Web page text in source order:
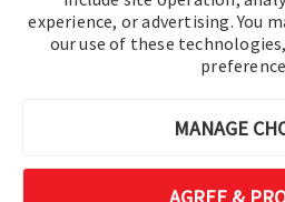
experience, or advertising. You
our use of these
MANAGE
AGREE &
© 2016-2026 Operation
Todos los derechos